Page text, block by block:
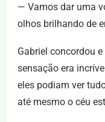
— Vamos dar uma
olhos brilhando de
Gabriel concordou
sensação era
eles podiam ver
até mesmo o céu